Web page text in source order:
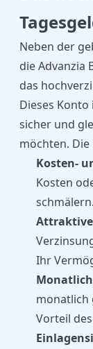
Neben der
die Advanzia
das
Dieses
sicher und
möchten.
Kosten-
Kosten
schmälern.
Ihr
monatlich
Vorteil